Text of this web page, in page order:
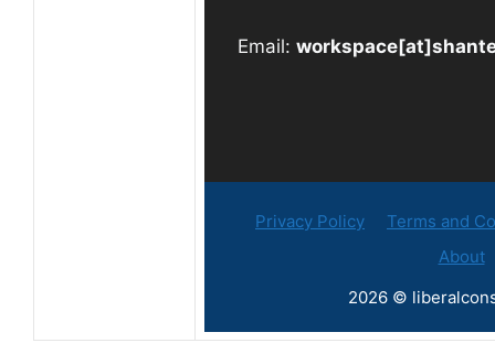
Email:
Privacy Policy
Terms and
About
2026 ©